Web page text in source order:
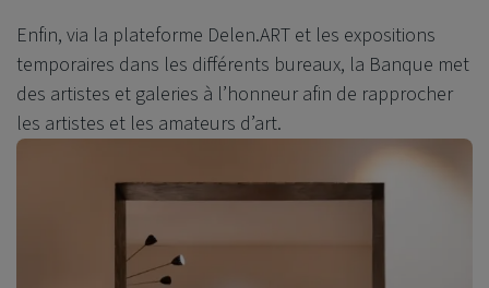
Enfin, via la plateforme Delen.ART et les expositions
temporaires dans les différents bureaux, la Banque met
des artistes et galeries à l’honneur afin de rapprocher
les artistes et les amateurs d’art.